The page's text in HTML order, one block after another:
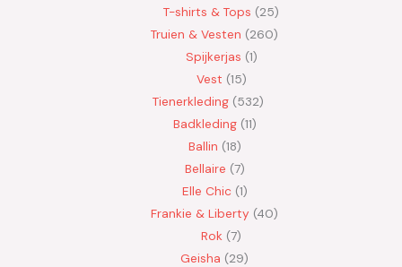
T-shirts & Tops
25
Truien & Vesten
260
Spijkerjas 1
Vest 15
Tienerkleding 532
Badkleding 11
Ballin 18
Bellaire 7
Elle Chic 1
Frankie & Liberty 40
Rok 7
Geisha
29